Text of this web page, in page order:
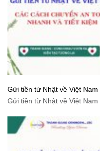
Gửi tiền từ Nhật về Việt Nam
và tiết kiệm
Gửi tiền từ Nhật về Việt